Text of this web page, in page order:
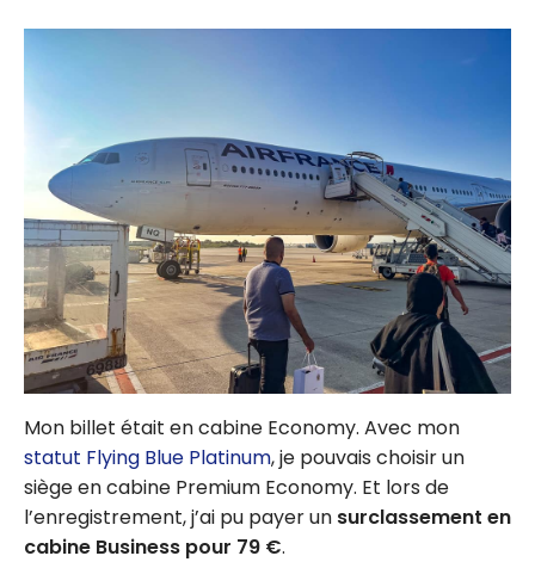
Mon billet était en cabine Economy. Avec mon
statut Flying Blue Platinum, je pouvais choisir un
siège en cabine Premium Economy. Et lors de
l’enregistrement, j’ai pu payer un surclassement en
cabine Business pour 79 €.